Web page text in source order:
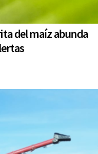
del maíz abunda